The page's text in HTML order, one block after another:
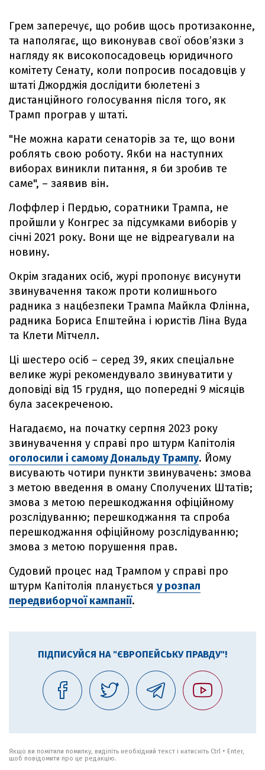
Грем заперечує, що робив щось протизаконне,
та наполягає, що виконував свої обов’язки з
нагляду як високопосадовець юридичного
комітету Сенату, коли попросив посадовців у
штаті Джорджія дослідити бюлетені з
дистанційного голосування після того, як
Трамп програв у штаті.
"Не можна карати сенаторів за те, що вони
роблять свою роботу. Якби на наступних
виборах виникли питання, я би зробив те
саме", – заявив він.
Лоффлер і Пердью, соратники Трампа, не
пройшли у Конгрес за підсумками виборів у
січні 2021 року. Вони ще не відреагували на
новину.
Окрім згаданих осіб, журі пропонує висунути
звинувачення також проти колишнього
радника з нацбезпеки Трампа Майкла Флінна,
радника Бориса Епштейна і юристів Ліна Вуда
та Клети Мітчелл.
Ці шестеро осіб – серед 39, яких спеціальне
велике журі рекомендувало звинуватити у
доповіді від 15 грудня, що попередні 9 місяців
була засекреченою.
Нагадаємо, на початку серпня 2023 року
звинувачення у справі про штурм Капітолія
оголосили і самому Дональду Трампу. Йому
висувають чотири пункти звинувачень: змова
з метою введення в оману Сполучених Штатів;
змова з метою перешкоджання офіційному
розслідуванню; перешкоджання та спроба
перешкоджання офіційному розслідуванню;
змова з метою порушення прав.
Судовий процес над Трампом у справі про
штурм Капітолія планується у розпал
передвиборчої кампанії.
ПІДПИСУЙСЯ НА "ЄВРОПЕЙСЬКУ ПРАВДУ"!
Якщо ви помітили помилку, виділіть необхідний текст і натисніть Ctrl + Enter,
щоб повідомити про це редакцію.